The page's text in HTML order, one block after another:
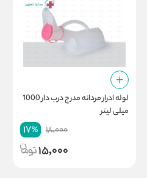
لوله ادرار مردانه مدرج درب دار 1000
میلی لیتر
18,000
17%
15,000